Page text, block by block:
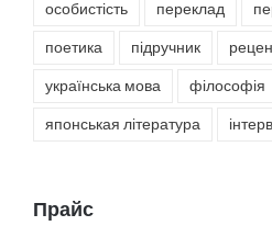
особистість переклад
поетика підручник
українська мова філософія
японськая література
Прайс